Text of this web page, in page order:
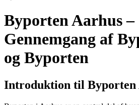
Byporten Aarhus –
Gennemgang af
og Byporten
Introduktion til Byporten